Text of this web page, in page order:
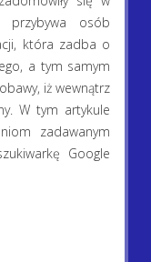
przybywa osób
która zadba o
a tym samym
iż wewnątrz
W tym artykule
zadawanym
Google